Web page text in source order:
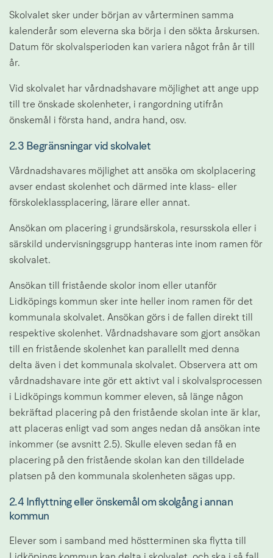
Skolvalet sker under början av vårterminen samma
kalenderår som eleverna ska börja i den sökta årskursen.
Datum för skolvalsperioden kan variera något från år till
år.
Vid skolvalet har vårdnadshavare möjlighet att ange upp
till tre önskade skolenheter, i rangordning utifrån
önskemål i första hand, andra hand, osv.
2.3 Begränsningar vid skolvalet
Vårdnadshavares möjlighet att ansöka om skolplacering
avser endast skolenhet och därmed inte klass- eller
förskoleklassplacering, lärare eller annat.
Ansökan om placering i grundsärskola, resursskola eller i
särskild undervisningsgrupp hanteras inte inom ramen för
skolvalet.
Ansökan till fristående skolor inom eller utanför
Lidköpings kommun sker inte heller inom ramen för det
kommunala skolvalet. Ansökan görs i de fallen direkt till
respektive skolenhet. Vårdnadshavare som gjort ansökan
till en fristående skolenhet kan parallellt med denna
delta även i det kommunala skolvalet. Observera att om
vårdnadshavare inte gör ett aktivt val i skolvalsprocessen
i Lidköpings kommun kommer eleven, så länge någon
bekräftad placering på den fristående skolan inte är klar,
att placeras enligt vad som anges nedan då ansökan inte
inkommer (se avsnitt 2.5). Skulle eleven sedan få en
placering på den fristående skolan kan den tilldelade
platsen på den kommunala skolenheten sägas upp.
2.4 Inflyttning eller önskemål om skolgång i annan
kommun
Elever som i samband med höstterminen ska flytta till